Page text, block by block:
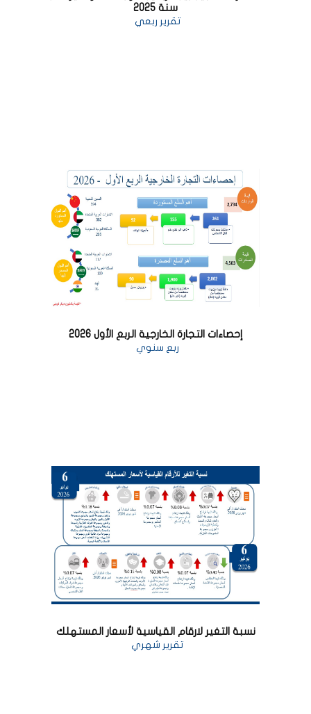
سنة 2025
تقرير ربعي
إحصاءات التجارة الخارجية الربع الأول 2026
ربع سنوي
نسبة التغير لارقام القياسية لأسعار المستهلك
تقرير شهري